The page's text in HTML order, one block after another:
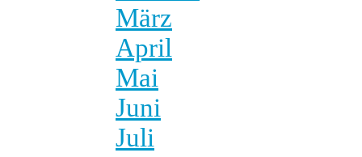
März
April
Mai
Juni
Juli